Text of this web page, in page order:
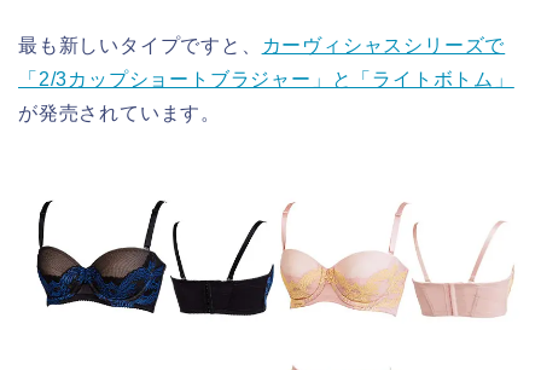
最も新しいタイプですと、
カーヴィシャスシリーズで
「2/3カップショートブラジャー」と「ライトボトム」
が発売されています。